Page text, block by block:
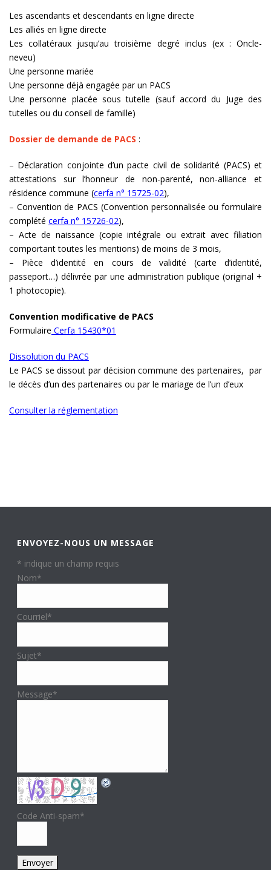
Les ascendants et descendants en ligne directe
Les alliés en ligne directe
Les collatéraux jusqu’au troisième degré inclus (ex : Oncle-
neveu)
Une personne mariée
Une personne déjà engagée par un PACS
Une personne placée sous tutelle (sauf accord du Juge des
tutelles ou du conseil de famille)
Dossier de demande de PACS :
– Déclaration conjointe d’un pacte civil de solidarité (PACS) et
attestations sur l’honneur de non-parenté, non-alliance et
résidence commune (cerfa n° 15725-02),
– Convention de PACS (Convention personnalisée ou formulaire
complété cerfa n° 15726-02),
– Acte de naissance (copie intégrale ou extrait avec filiation
comportant toutes les mentions) de moins de 3 mois,
– Pièce d’identité en cours de validité (carte d’identité,
passeport…) délivrée par une administration publique (original +
1 photocopie).
Convention modificative de PACS
Formulaire Cerfa 15430*01
Dissolution du PACS
Le PACS se dissout par décision commune des partenaires, par
le décès d’un des partenaires ou par le mariage de l’un d’eux
Consulter la réglementation
ENVOYEZ-NOUS UN MESSAGE
* indique un champ requis
Nom*
Courriel*
Sujet*
Message*
Code Anti-spam*